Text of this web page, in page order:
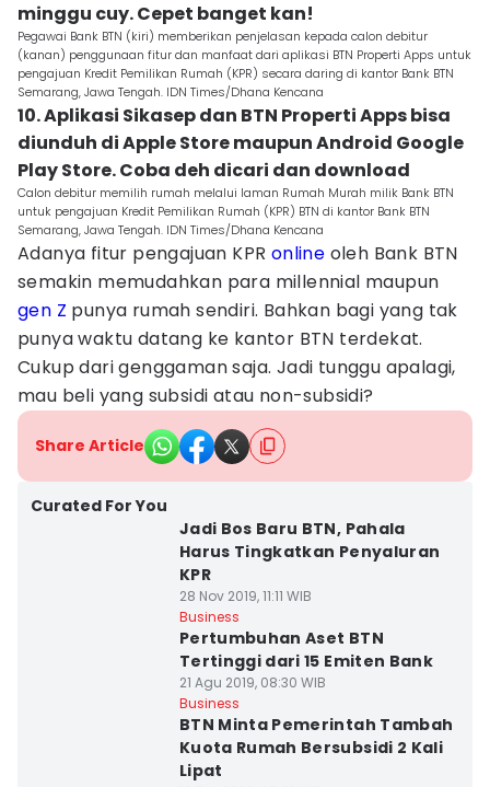
minggu cuy. Cepet banget kan!
Pegawai Bank BTN (kiri) memberikan penjelasan kepada calon debitur
(kanan) penggunaan fitur dan manfaat dari aplikasi BTN Properti Apps untuk
pengajuan Kredit Pemilikan Rumah (KPR) secara daring di kantor Bank BTN
Semarang, Jawa Tengah. IDN Times/Dhana Kencana
10. Aplikasi Sikasep dan BTN Properti Apps bisa
diunduh di Apple Store maupun Android Google
Play Store. Coba deh dicari dan download
Calon debitur memilih rumah melalui laman Rumah Murah milik Bank BTN
untuk pengajuan Kredit Pemilikan Rumah (KPR) BTN di kantor Bank BTN
Semarang, Jawa Tengah. IDN Times/Dhana Kencana
Adanya fitur pengajuan KPR online oleh Bank BTN
semakin memudahkan para millennial maupun
gen Z punya rumah sendiri. Bahkan bagi yang tak
punya waktu datang ke kantor BTN terdekat.
Cukup dari genggaman saja. Jadi tunggu apalagi,
mau beli yang subsidi atau non-subsidi?
Share Article
Curated For You
Jadi Bos Baru BTN, Pahala
Harus Tingkatkan Penyaluran
KPR
28 Nov 2019, 11:11 WIB
Business
Pertumbuhan Aset BTN
Tertinggi dari 15 Emiten Bank
21 Agu 2019, 08:30 WIB
Business
BTN Minta Pemerintah Tambah
Kuota Rumah Bersubsidi 2 Kali
Lipat